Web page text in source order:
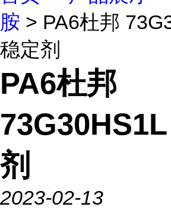
胺 > PA6杜邦
稳定剂
PA6杜邦
剂
2023-02-13